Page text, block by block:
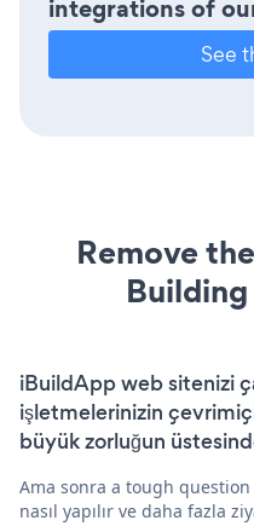
integrations of
See
Remove
Building
iBuildApp web sitenizi
işletmelerinizin çevrimiçi
büyük zorluğun
Ama sonra a tough
nasıl yapılır ve daha fazla